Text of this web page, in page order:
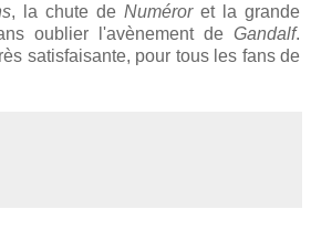
, la chute de Numéror et la grande
oublier l'avènement de Gandalf.
satisfaisante, pour tous les fans de